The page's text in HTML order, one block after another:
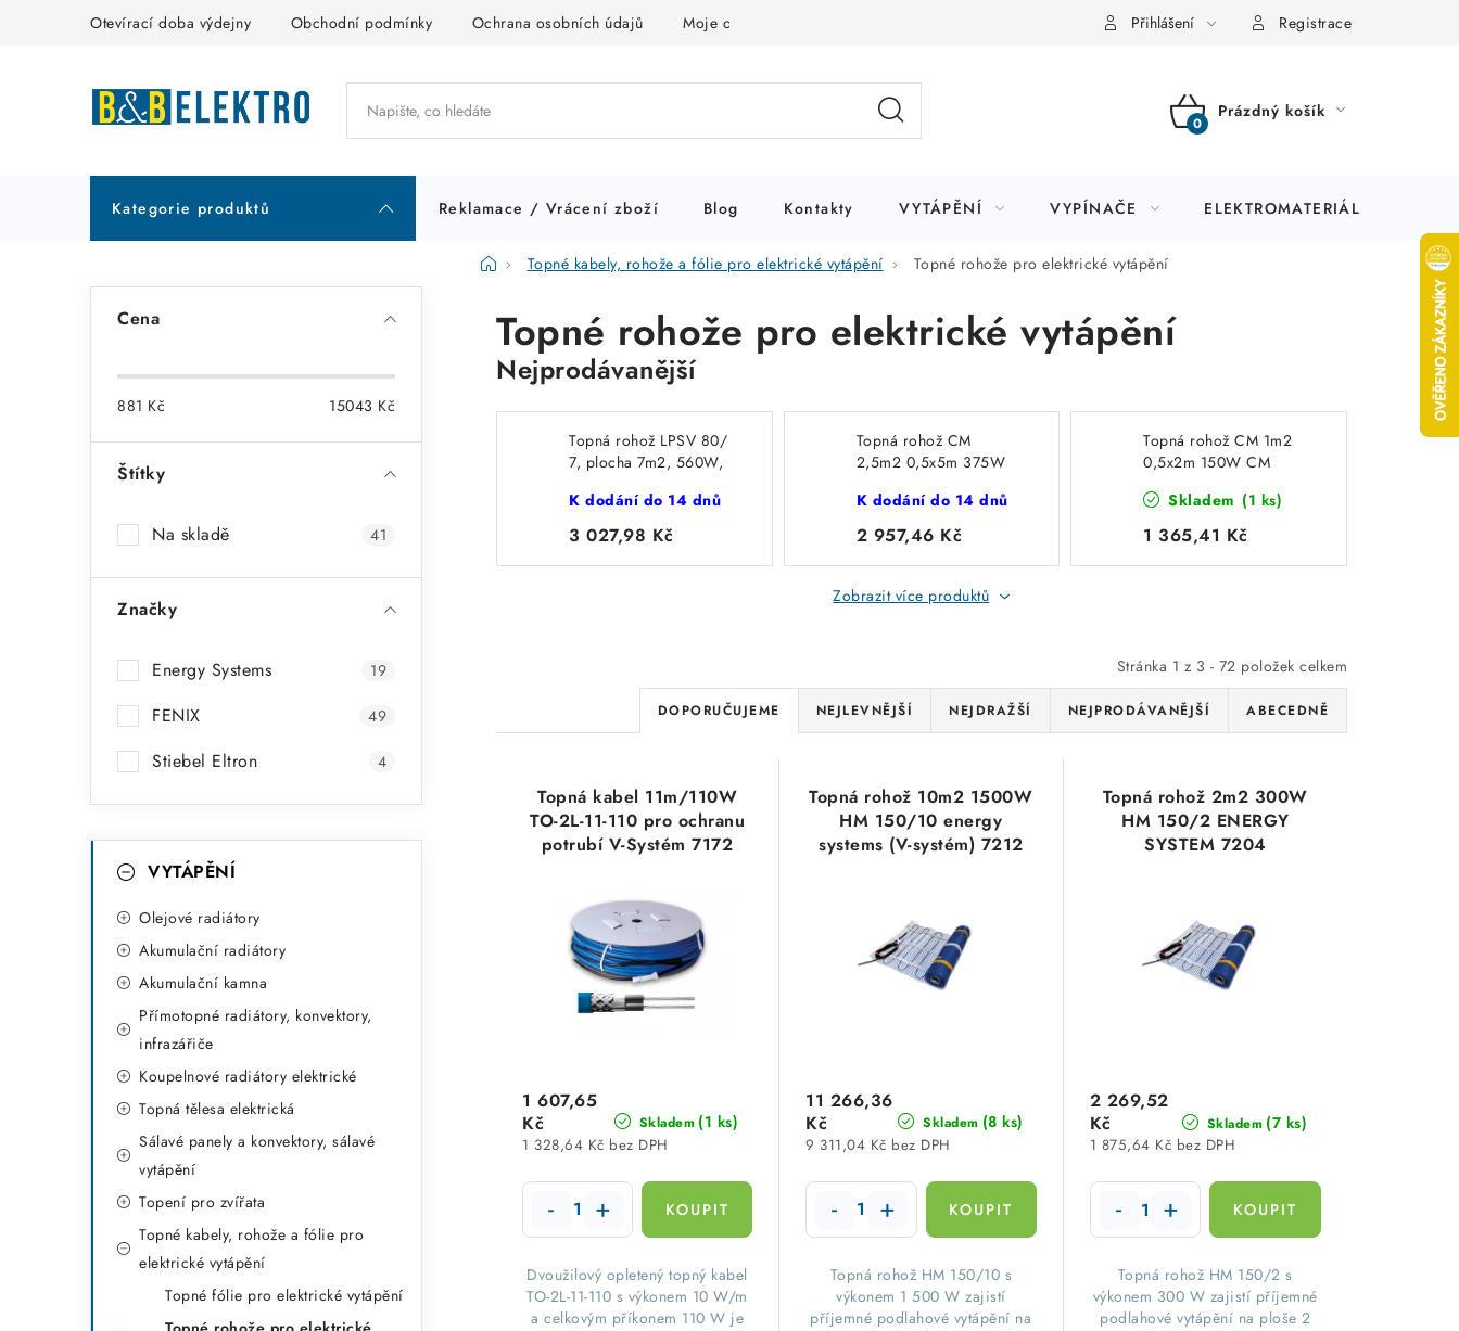
Otevírací doba výdejny Obchodní podmínky Ochrana osobních údajů Moje objednávka Přihlášení Registrace
NÁKUPNÍ
Prázdný košík
Kategorie produktů Reklamace / Vrácení zboží Blog Kontakty VYTÁPĚNÍ VYPÍNAČE ELEKTROMATERIÁL
DomůTopné kabely, rohože a fólie pro elektrické vytápění Topné rohože pro elektrické vytápění
t
n
e
l
Cena
881 Kč 15043 Kč
Štítky
Na skladě 41
Značky
Energy Systems 19
FENIX 49
Stiebel Eltron 4
kategorieVYTÁPĚNÍ
Olejové radiátory
Akumulační radiátory
Akumulační kamna
Přímotopné radiátory, konvektory,
infrazářiče
Koupelnové radiátory elektrické
Topná tělesa elektrická
Sálavé panely a konvektory, sálavé
vytápění
Topení pro zvířata
Topné kabely, rohože a fólie pro
elektrické vytápění
Topné fólie pro elektrické vytápění
Topné rohože pro elektrické vytápění
Nejprodávanější
Topná rohož LPSV 80/
7, plocha 7m2, 560W,
nebo anhydritu, Fenix
K dodání do 14 dnů
3 027,98 Kč
Topná rohož CM
2,5m2 0,5x5m 375W
provedení
K dodání do 14 dnů
2 957,46 Kč
Topná rohož CM 1m2
0,5x2m 150W CM
provedení
Skladem (1 ks)
1 365,41 Kč
Zobrazit více produktů
Stránka 1 z 3 - 72 položek celkem
Ř
a
z
e
n
í
p
r
u
k
t
ů
DOPORUČUJEME NEJLEVNĚJŠÍ NEJDRAŽŠÍ NEJPRODÁVANĚJŠÍ ABECEDNĚ
Topná kabel 11m/110W
TO-2L-11-110 pro ochranu
potrubí V-Systém 7172
Skladem (1 ks)
1 328,64 Kč bez DPH
1 607,65
Kč
​Dvoužilový opletený topný kabel
TO-2L-11-110 s výkonem 10 W/m
a celkovým příkonem 110 W je
Topná rohož 10m2 1500W
HM 150/10 energy
systems (V-systém) 7212
Skladem (8 ks)
9 311,04 Kč bez DPH
11 266,36
Kč
​Topná rohož HM 150/10 s
výkonem 1 500 W zajistí
příjemné podlahové vytápění na
Topná rohož 2m2 300W
HM 150/2 ENERGY
SYSTEM 7204
Skladem (7 ks)
1 875,64 Kč bez DPH
2 269,52
Kč
​Topná rohož HM 150/2 s
výkonem 300 W zajistí příjemné
podlahové vytápění na ploše 2